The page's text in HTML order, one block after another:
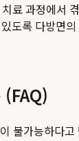
치료 과정에서
도록 다방면
(FAQ)
불가능하다